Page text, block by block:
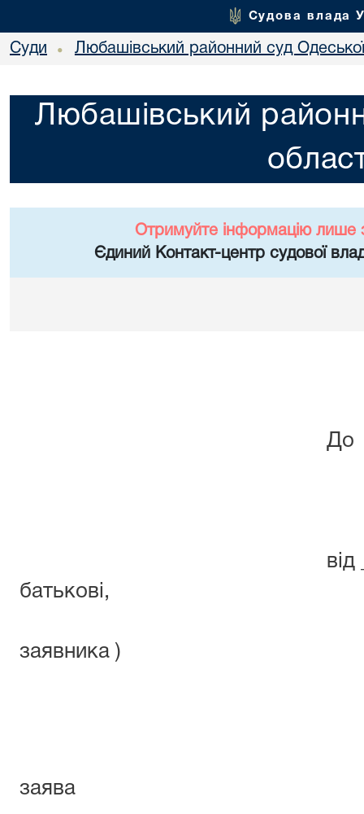
Судова влада
Суди • Любашівський районний суд Одеської
Любашівський
Отримуйте інформацію лише
Єдиний Контакт-центр судової
До
від
заявника )
заява